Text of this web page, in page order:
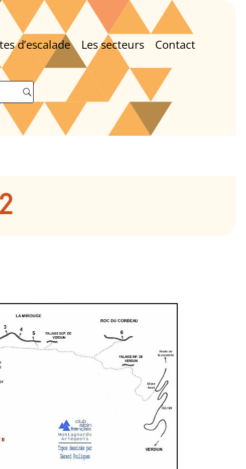
d’escalade Les secteurs Contact